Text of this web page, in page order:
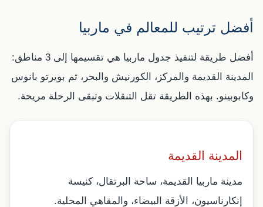
أفضل ترتيب للمعالم في ماربيا
أفضل طريقة لتنفيذ جدول ماربيا هي تقسيمها إلى 3 مناطق:
المدينة القديمة والمركز، الكورنيش والبحر، ثم بويرتو بانوس
وكابوبينو. بهذه الطريقة تقل التنقلات وتبقى الرحلة مريحة.
المدينة القديمة
مدينة ماربيا القديمة، ساحة البرتقال، كنيسة
إنكارناسيون، الأزقة البيضاء، والمقاهي المحلية.